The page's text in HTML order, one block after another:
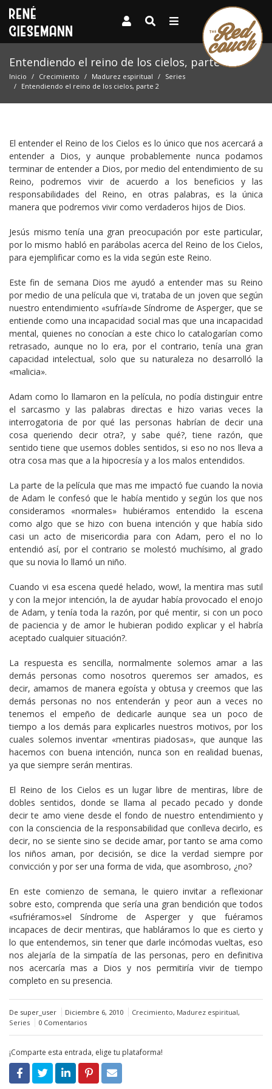
Entendiendo el reino de los cielos, parte 2
Inicio Crecimiento Madurez espiritual
Series
Entendiendo el reino de los cielos, parte 2
El entender el Reino de los Cielos es lo único que nos acercará a
entender a Dios, y aunque probablemente nunca podamos
terminar de entender a Dios, por medio del entendimiento de su
Reino, podremos vivir de acuerdo a los beneficios y las
responsabilidades del Reino, en otras palabras, es la única
manera que podremos vivir como verdaderos hijos de Dios.
Jesús mismo tenía una gran preocupación por este particular,
por lo mismo habló en parábolas acerca del Reino de los Cielos,
para ejemplificar como es la vida según este Reino.
Este fin de semana Dios me ayudó a entender mas su Reino
por medio de una película que vi, trataba de un joven que según
nuestro entendimiento «sufría»de Síndrome de Asperger, que se
entiende como una incapacidad social mas que una incapacidad
mental, quienes no conocían a este chico lo catalogarían como
retrasado, aunque no lo era, por el contrario, tenía una gran
capacidad intelectual, solo que su naturaleza no desarrolló la
«malicia».
Adam como lo llamaron en la película, no podía distinguir entre
el sarcasmo y las palabras directas e hizo varias veces la
interrogatoria de por qué las personas habrían de decir una
cosa queriendo decir otra?, y sabe qué?, tiene razón, que
sentido tiene que usemos dobles sentidos, si eso no nos lleva a
otra cosa mas que a la hipocresía y a los malos entendidos.
La parte de la película que mas me impactó fue cuando la novia
de Adam le confesó que le había mentido y según los que nos
consideramos «normales» hubiéramos entendido la escena
como algo que se hizo con buena intención y que había sido
casi un acto de misericordia para con Adam, pero el no lo
entendió así, por el contrario se molestó muchísimo, al grado
que su novia lo llamó un niño.
Cuando vi esa escena quedé helado, wow!, la mentira mas sutil
y con la mejor intención, la de ayudar había provocado el enojo
de Adam, y tenía toda la razón, por qué mentir, si con un poco
de paciencia y de amor le hubieran podido explicar y el habría
aceptado cualquier situación?.
La respuesta es sencilla, normalmente solemos amar a las
demás personas como nosotros queremos ser amados, es
decir, amamos de manera egoísta y obtusa y creemos que las
demás personas no nos entenderán y peor aun a veces no
tenemos el empeño de dedicarle aunque sea un poco de
tiempo a los demás para explicarles nuestros motivos, por los
cuales solemos inventar «mentiras piadosas», que aunque las
hacemos con buena intención, nunca son en realidad buenas,
ya que siempre serán mentiras.
El Reino de los Cielos es un lugar libre de mentiras, libre de
dobles sentidos, donde se llama al pecado pecado y donde
decir te amo viene desde el fondo de nuestro entendimiento y
con la consciencia de la responsabilidad que conlleva decirlo, es
decir, no se siente sino se decide amar, por tanto se ama como
los niños aman, por decisión, se dice la verdad siempre por
convicción y por ser una forma de vida, que asombroso, ¿no?
En este comienzo de semana, le quiero invitar a reflexionar
sobre esto, comprenda que sería una gran bendición que todos
«sufriéramos»el Síndrome de Asperger y que fuéramos
incapaces de decir mentiras, que habláramos lo que es cierto y
lo que entendemos, sin tener que darle incómodas vueltas, eso
nos alejaría de la simpatía de las personas, pero en definitiva
nos acercaría mas a Dios y nos permitiría vivir de tiempo
completo en su presencia.
De super_user Diciembre 6, 2010 Crecimiento, Madurez espiritual,
Series
0 Comentarios
¡Comparte esta entrada, elige tu plataforma!